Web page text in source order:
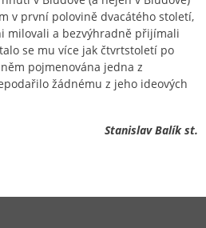
v první polovině dvacátého století,
milovali a bezvýhradně přijímali
se mu více jak čtvrtstoletí po
pojmenována jedna z
žádnému z jeho ideových
Stanislav Balík st.